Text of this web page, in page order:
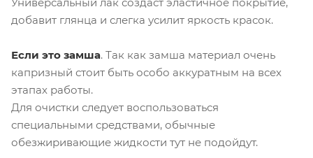
добавит глянца и слегка усилит яркость красок.
Если это замша. Так как замша материал очень
капризный стоит быть особо аккуратным на всех
этапах работы.
Для очистки следует воспользоваться
специальными средствами, обычные
обезжиривающие жидкости тут не подойдут.